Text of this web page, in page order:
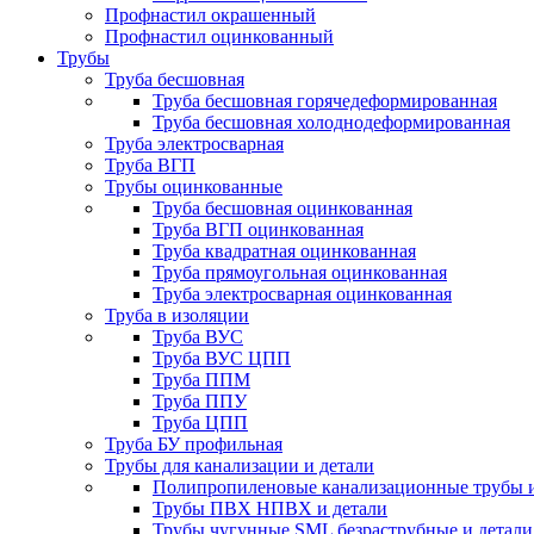
Профнастил окрашенный
Профнастил оцинкованный
Трубы
Труба бесшовная
Труба бесшовная горячедеформированная
Труба бесшовная холоднодеформированная
Труба электросварная
Труба ВГП
Трубы оцинкованные
Труба бесшовная оцинкованная
Труба ВГП оцинкованная
Труба квадратная оцинкованная
Труба прямоугольная оцинкованная
Труба электросварная оцинкованная
Труба в изоляции
Труба ВУС
Труба ВУС ЦПП
Труба ППМ
Труба ППУ
Труба ЦПП
Труба БУ профильная
Трубы для канализации и детали
Полипропиленовые канализационные трубы
Трубы ПВХ НПВХ и детали
Трубы чугунные SML безраструбные и детали